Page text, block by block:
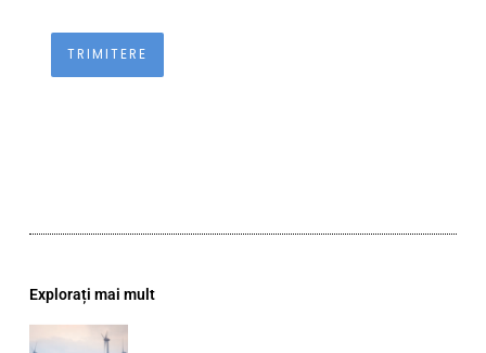
Explorați mai mult